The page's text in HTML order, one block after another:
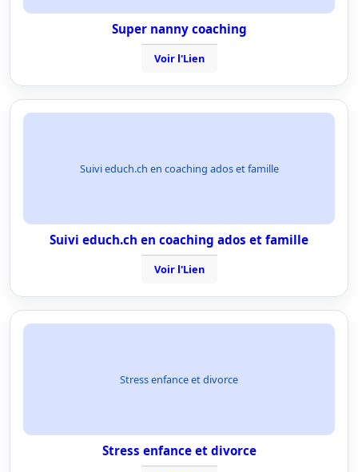
Super nanny coaching
Voir l'Lien
Suivi educh.ch en coaching ados et famille
Suivi educh.ch en coaching ados et famille
Voir l'Lien
Stress enfance et divorce
Stress enfance et divorce